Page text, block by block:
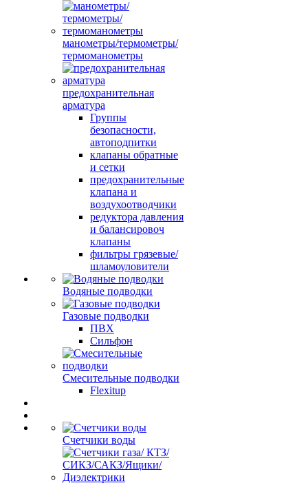
манометры/термометры/
термоманометры
предохранительная
арматура
Группы
безопасности,
автоподпитки
клапаны обратные
и сетки
предохранительные
клапана и
воздухоотводчики
редуктора давления
и балансировоч
клапаны
фильтры грязевые/
шламоуловители
Водяные подводки
Газовые подводки
ПВХ
Сильфон
Смесительные подводки
Flexitup
Счетчики воды